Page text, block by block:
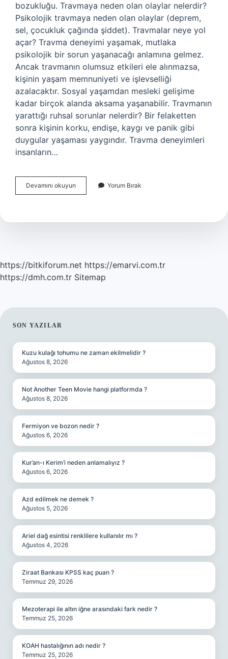
bozukluğu. Travmaya neden olan olaylar nelerdir?
Psikolojik travmaya neden olan olaylar (deprem,
sel, çocukluk çağında şiddet). Travmalar neye yol
açar? Travma deneyimi yaşamak, mutlaka
psikolojik bir sorun yaşanacağı anlamına gelmez.
Ancak travmanın olumsuz etkileri ele alınmazsa,
kişinin yaşam memnuniyeti ve işlevselliği
azalacaktır. Sosyal yaşamdan mesleki gelişime
kadar birçok alanda aksama yaşanabilir. Travmanın
yarattığı ruhsal sorunlar nelerdir? Bir felaketten
sonra kişinin korku, endişe, kaygı ve panik gibi
duygular yaşaması yaygındır. Travma deneyimleri
insanların…
Devamını okuyun Travmaların
Neden
Yorum Bırak
https://bitkiforum.net https://emarvi.com.tr
https://dmh.com.tr Sitemap
SIDEBAR
SON YAZILAR
Kuzu kulağı tohumu ne zaman ekilmelidir ?
Ağustos 8, 2026
Not Another Teen Movie hangi platformda ?
Ağustos 8, 2026
Fermiyon ve bozon nedir ?
Ağustos 6, 2026
Kur’an-ı Kerim’i neden anlamalıyız ?
Ağustos 6, 2026
Azd edilmek ne demek ?
Ağustos 5, 2026
Ariel dağ esintisi renklilere kullanılır mı ?
Ağustos 4, 2026
Ziraat Bankası KPSS kaç puan ?
Temmuz 29, 2026
Mezoterapi ile altın iğne arasındaki fark nedir ?
Temmuz 25, 2026
KOAH hastalığının adı nedir ?
Temmuz 25, 2026